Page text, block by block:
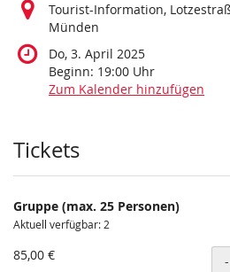
Tourist-Information,
Münden
Do, 3. April 2025
Beginn: 19:00 Uhr
Zum Kalender hinzufügen
Produkte
Tickets
Gruppe (max. 25 Personen)
Aktuell verfügbar: 2
85,00 € -